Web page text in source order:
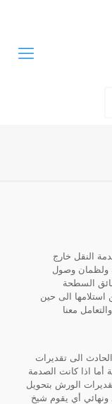
النقل خارج
ولظمان وصول
السطحة
الى حين
معنا
الى تقديرات
اذا كانت الصدمة
الورش بتحويل
ونهائي أي يقوم شيخ